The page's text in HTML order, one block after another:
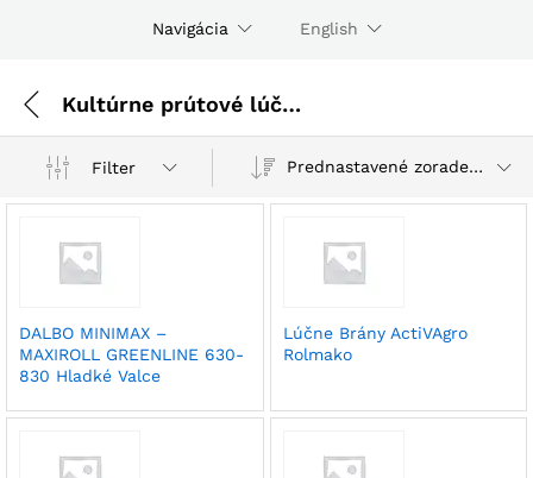
Navigácia English
Kultúrne prútové lúčne brány a valce
Filter Prednastavené zoradenie
DALBO MINIMAX –
MAXIROLL GREENLINE 630-
830 Hladké Valce
Lúčne Brány ActiVAgro
Rolmako